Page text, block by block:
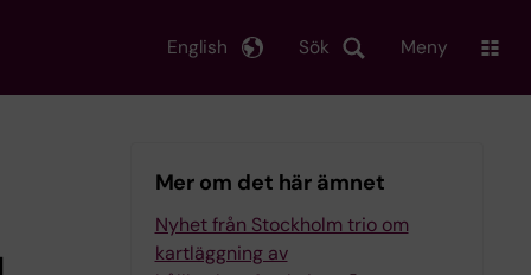
Sök
English Meny
Mer om det här ämnet
Nyhet från Stockholm trio om
kartläggning av